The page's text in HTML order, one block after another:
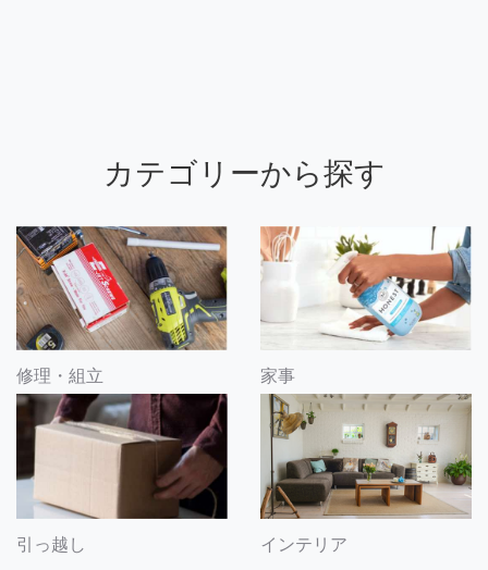
カテゴリーから探す
修理・組立 家事
引っ越し インテリア